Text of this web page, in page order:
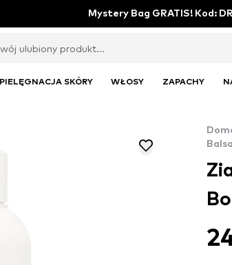
Mystery Bag GRATIS! Kod:
PIELĘGNACJA SKÓRY WŁOSY ZAPACHY